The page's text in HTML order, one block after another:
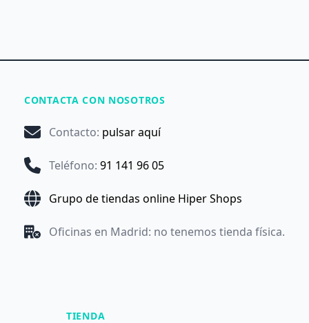
CONTACTA CON NOSOTROS
Contacto: pulsar aquí
Teléfono: 91 141 96 05
Grupo de tiendas online Hiper Shops
Oficinas en Madrid: no tenemos tienda física.
TIENDA